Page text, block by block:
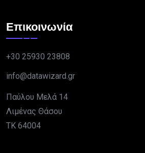
Επικοινωνία
+30 25930 23808
info@datawizard.gr
Παύλου Μελά 14
Λιμένας Θάσου
TK 64004